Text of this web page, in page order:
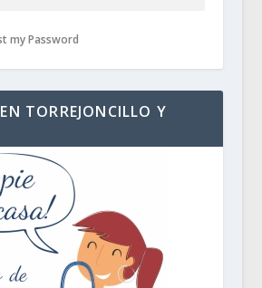
my Password
TORREJONCILLO Y